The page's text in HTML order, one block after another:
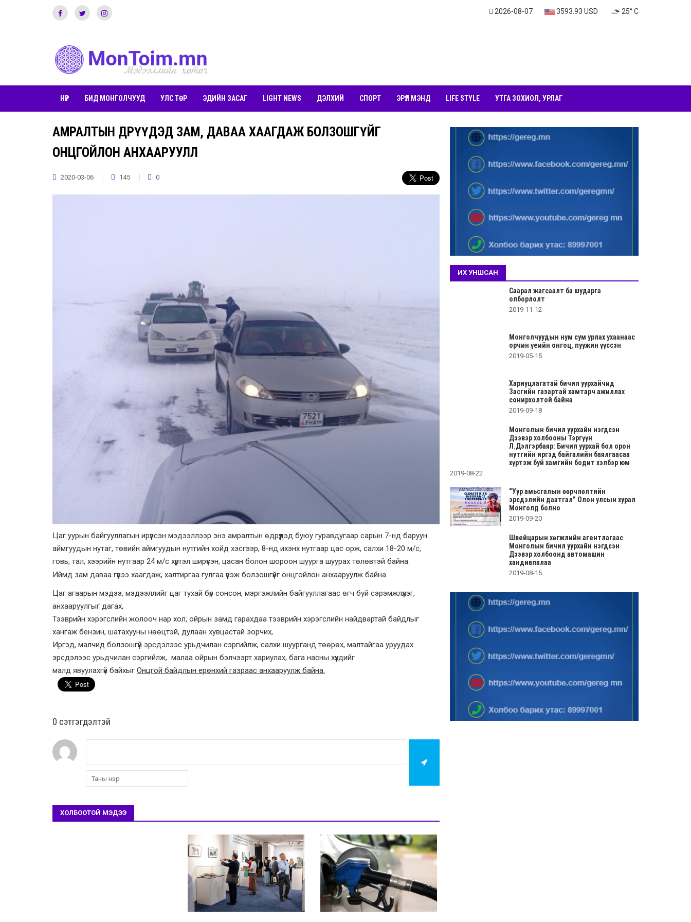
2026-08-07 3593.93 USD 25° C
НҮҮР БИД МОНГОЛЧУУД УЛС ТӨР ЭДИЙН ЗАСАГ LIGHT NEWS ДЭЛХИЙ СПОРТ ЭРҮҮЛ МЭНД LIFE STYLE УТГА ЗОХИОЛ, УРЛАГ
АМРАЛТЫН ӨДРҮҮДЭД ЗАМ, ДАВАА ХААГДАЖ БОЛЗОШГҮЙГ
ОНЦГОЙЛОН АНХААРУУЛЛ
2020-03-06 145 0
Цаг уурын байгууллагын ирүүлсэн мэдээллээр энэ амралтын өдрүүдэд буюу гуравдугаар сарын 7-нд баруун
аймгуудын нутаг, төвийн аймгуудын нутгийн хойд хэсгээр, 8-нд ихэнх нутгаар цас орж, салхи 18-20 м/с,
говь, тал, хээрийн нутгаар 24 м/с хүртэл ширүүсэн, цасан болон шороон шуурга шуурах төлөвтэй байна.
Иймд зам даваа гүвээ хаагдаж, халтиргаа гулгаа үүсэж болзошгүйг онцгойлон анхааруулж байна.
Цаг агаарын мэдээ, мэдээллийг цаг тухай бүр сонсон, мэргэжлийн байгууллагаас өгч буй сэрэмжлүүлэг,
анхааруулгыг дагах,
Тээврийн хэрэгслийн жолооч нар хол, ойрын замд гарахдаа тээврийн хэрэгслийн найдвартай байдлыг
хангаж бензин, шатахууны нөөцтэй, дулаан хувцастай зорчих,
Иргэд, малчид болзошгүй эрсдэлээс урьдчилан сэргийлж, салхи шуурганд төөрөх, малтайгаа уруудах
эрсдэлээс урьдчилан сэргийлж, малаа ойрын бэлчээрт хариулах, бага насны хүүхдийг
малд явуулахгүй байхыг Онцгой байдлын ерөнхий газраас анхааруулж байна.
0 cэтгэгдэлтэй
ХОЛБООТОЙ МЭДЭЭ
ИХ УНШСАН
Саарал жагсаалт ба шударга
олборлолт
2019-11-12
Монголчуудын нум сум урлах ухаанаас
орчин үеийн онгоц, пуужин үүссэн
2019-05-15
Хариуцлагатай бичил уурхайчид
Засгийн газартай хамтарч ажиллах
сонирхолтой байна
2019-09-18
Монголын бичил уурхайн нэгдсэн
Дээвэр холбооны Тэргүүн
Л.Дэлгэрбаяр: Бичил уурхай бол орон
нутгийн иргэд байгалийн баялгаасаа
хүртэж буй хамгийн бодит хэлбэр юм
2019-08-22
“Уур амьсгалын өөрчлөлтийн
эрсдэлийн даатгал” Олон улсын хурал
Монголд болно
2019-09-20
Швейцарын хөгжлийн агентлагаас
Монголын бичил уурхайн нэгдсэн
Дээвэр холбоонд автомашин
хандивлалаа
2019-08-15